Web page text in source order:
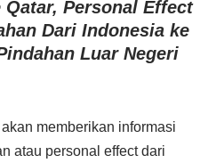
Personal Effect
Dari Indonesia ke
Luar Negeri
memberikan informasi
atau personal effect dari